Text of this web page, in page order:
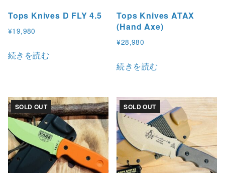
Tops Knives D FLY 4.5
¥19,980
続きを読む
Tops Knives ATAX
(Hand Axe)
¥28,980
続きを読む
SOLD OUT SOLD OUT